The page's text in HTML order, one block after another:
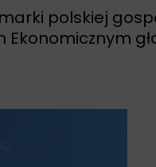
polskiej